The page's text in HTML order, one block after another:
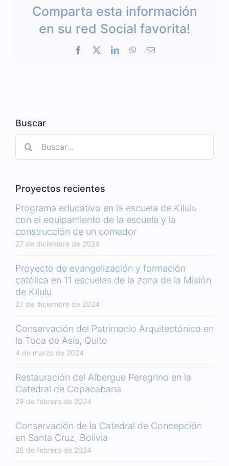
Comparta esta información
en su red Social favorita!
Facebook LinkedInWhatsApp
Correo
Buscar
Proyectos recientes
Programa educativo en la escuela de Kilulu
con el equipamiento de la escuela y la
construcción de un comedor
27 de diciembre de 2024
Proyecto de evangelización y formación
católica en 11 escuelas de la zona de la Misión
de Kilulu
27 de diciembre de 2024
Conservación del Patrimonio Arquitectónico en
la Toca de Asís, Quito
4 de marzo de 2024
Restauración del Albergue Peregrino en la
Catedral de Copacabana
29 de febrero de 2024
Conservación de la Catedral de Concepción
en Santa Cruz, Bolivia
26 de febrero de 2024